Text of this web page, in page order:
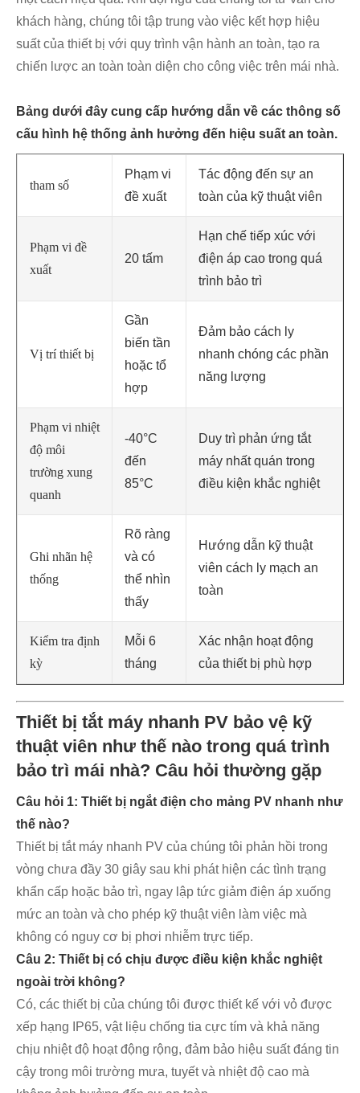
khách hàng, chúng tôi tập trung vào việc kết hợp hiệu
suất của thiết bị với quy trình vận hành an toàn, tạo ra
chiến lược an toàn toàn diện cho công việc trên mái nhà.
Bảng dưới đây cung cấp hướng dẫn về các thông số
cấu hình hệ thống ảnh hưởng đến hiệu suất an toàn.
tham số
Phạm vi
đề xuất
Tác động đến sự an
toàn của kỹ thuật viên
Phạm vi đề
xuất
20 tấm
Hạn chế tiếp xúc với
điện áp cao trong quá
trình bảo trì
Vị trí thiết bị
Gần
biến tần
hoặc tổ
hợp
Đảm bảo cách ly
nhanh chóng các phần
năng lượng
Phạm vi nhiệt
độ môi
trường xung
quanh
-40°C
đến
85°C
Duy trì phản ứng tắt
máy nhất quán trong
điều kiện khắc nghiệt
Ghi nhãn hệ
thống
Rõ ràng
và có
thể nhìn
thấy
Hướng dẫn kỹ thuật
viên cách ly mạch an
toàn
Kiểm tra định
kỳ
Mỗi 6
tháng
Xác nhận hoạt động
của thiết bị phù hợp
Thiết bị tắt máy nhanh PV bảo vệ kỹ
thuật viên như thế nào trong quá trình
bảo trì mái nhà? Câu hỏi thường gặp
Câu hỏi 1: Thiết bị ngắt điện cho mảng PV nhanh như
thế nào?
Thiết bị tắt máy nhanh PV của chúng tôi phản hồi trong
vòng chưa đầy 30 giây sau khi phát hiện các tình trạng
khẩn cấp hoặc bảo trì, ngay lập tức giảm điện áp xuống
mức an toàn và cho phép kỹ thuật viên làm việc mà
không có nguy cơ bị phơi nhiễm trực tiếp.
Câu 2: Thiết bị có chịu được điều kiện khắc nghiệt
ngoài trời không?
Có, các thiết bị của chúng tôi được thiết kế với vỏ được
xếp hạng IP65, vật liệu chống tia cực tím và khả năng
chịu nhiệt độ hoạt động rộng, đảm bảo hiệu suất đáng tin
cậy trong môi trường mưa, tuyết và nhiệt độ cao mà